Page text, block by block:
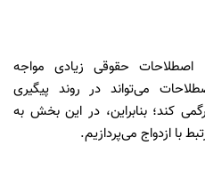
اصطلاحات حقوقی زیادی مواجه
می‌تواند در روند پیگیری
کند؛ بنابراین، در این بخش به
با ازدواج می‌پردازیم.